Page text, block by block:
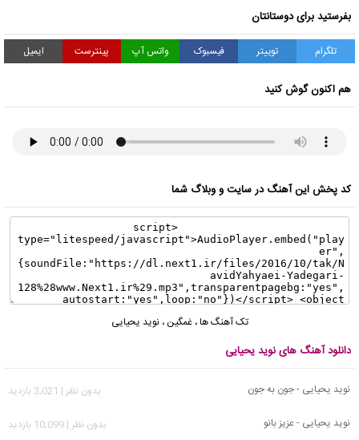
بفرستید برای دوستانتان
تلگرام توییتر فیسبوک واتس آپ پینترست ایمیل
هم اکنون گوش کنید
کد پخش این آهنگ در سایت و وبلاگ شما
تک آهنگ ها،غمگین ،نوید یحیایی
دانلود آهنگ های نوید یحیایی
نوید یحیایی - جون به جون
بدون نظر | 3,021 بازدید
نوید یحیایی - عزیز بانو
بدون نظر | 10,099 بازدید